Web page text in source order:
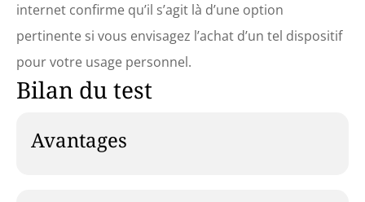
internet confirme qu’il s’agit là d’une option
pertinente si vous envisagez l’achat d’un tel dispositif
pour votre usage personnel.
Bilan du test
Avantages